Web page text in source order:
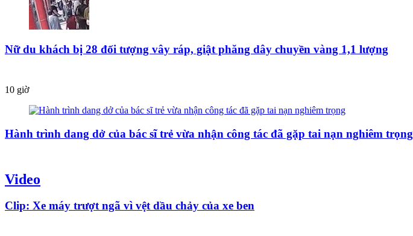
Nữ du khách bị 28 đối tượng vây ráp, giật phăng dây chuyền vàng 1,1 lượng
10 giờ
Hành trình dang dở của bác sĩ trẻ vừa nhận công tác đã gặp tai nạn nghiêm trọng
Video
Clip: Xe máy trượt ngã vì vệt dầu chảy của xe ben